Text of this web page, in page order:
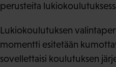
perusteita
Lukiokoulutuksen
momentti esitetään
sovellettaisi koulutuksen